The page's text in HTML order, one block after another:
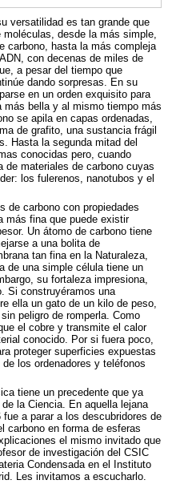
versatilidad es tan grande que
desde la más simple,
carbono, hasta la más compleja
ADN, con decenas de miles de
a pesar del tiempo que
dando sorpresas. En su
en un orden exquisito para
más bella y al mismo tiempo más
se apila en capas ordenadas,
de grafito, una sustancia frágil
Hasta la segunda mitad del
conocidas pero, cuando
de materiales de carbono cuyas
los fulerenos, nanotubos y el
de carbono con propiedades
más fina que puede existir
Un átomo de carbono tiene
a una bolita de
tan fina en la Naturaleza,
de una simple célula tiene un
su fortaleza impresiona,
Si construyéramos una
ella un gato de un kilo de peso,
peligro de romperla. Como
el cobre y transmite el calor
conocido. Por si fuera poco,
proteger superficies expuestas
los ordenadores y teléfonos
tiene un precedente que ya
la Ciencia. En aquella lejana
a parar a los descubridores de
carbono en forma de esferas
el mismo invitado que
de investigación del CSIC
Condensada en el Instituto
Les invitamos a escucharlo.